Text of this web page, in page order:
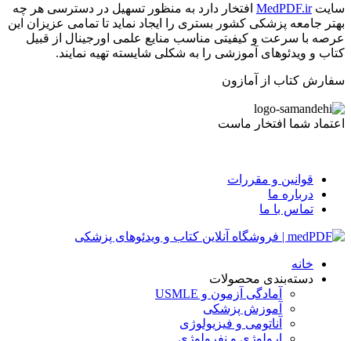
سایتMedPDF.ir افتخار دارد به منظور تسهیل در دسترسی هر چه
بهتر جامعه پزشکی کشور بستری را ایجاد نماید تا تمامی عزیزان این
عرصه با سرعت و کیفیتی مناسب منایع علمی اورجینال از قبیل
کتاب و ویدئوهای آموزشی را به شکلی شایسته تهیه نمایند.
سفارش کتاب از آمازون
اعتماد شما افتخار ماست
قوانین و مقررات
درباره ما
تماس با ما
خانه
دسته‌بندی محصولات
آمادگی آزمون و USMLE
آموزش پزشکی
آناتومی و فیزیولوژی
ارولوژی و نفرولوژی